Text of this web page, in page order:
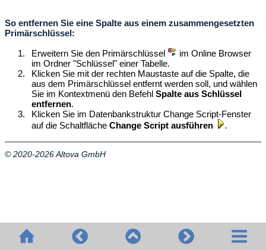
So entfernen Sie eine Spalte aus einem zusammengesetzten
Primärschlüssel:
1. Erweitern Sie den Primärschlüssel
im Online Browser
im Ordner "Schlüssel" einer Tabelle.
2.
Klicken Sie mit der rechten Maustaste auf die Spalte, die
aus dem Primärschlüssel entfernt werden soll, und wählen
Sie im Kontextmenü den BefehlSpalte aus Schlüssel
entfernen.
3.
Klicken Sie im Datenbankstruktur Change Script-Fenster
auf die SchaltflächeChange Script ausführen .
© 2020-2026 Altova GmbH